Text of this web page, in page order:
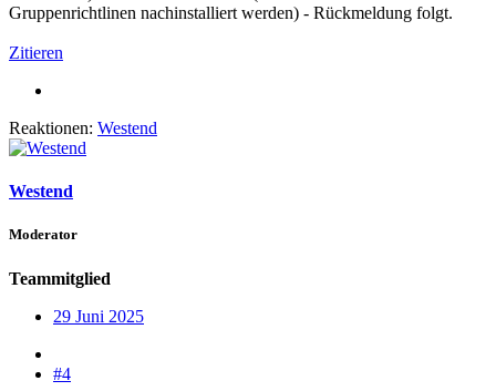
Gruppenrichtlinen nachinstalliert werden) - Rückmeldung folgt.
Zitieren
Reaktionen: Westend
Westend
Moderator
Teammitglied
29 Juni 2025
#4